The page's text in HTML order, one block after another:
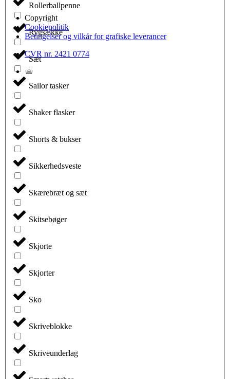
Rollerballpenne
Rygsække
Sæt
Sailor tasker
Shaker flasker
Shorts & bukser
Sikkerhedsveste
Skærebræt og sæt
Skitsebøger
Skjorte
Skjorter
Sko
Skriveblokke
Skriveunderlag
Copyright
Cookiepolitik
Betingelser og vilkår for grafiske leverancer
CVR nr. 2421 0774